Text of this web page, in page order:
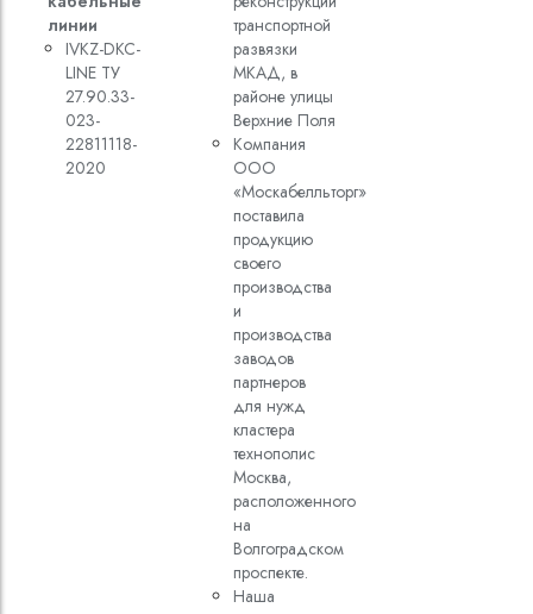
линии
IVKZ-DKC-
LINE ТУ
27.90.33-
023-
22811118-
2020
транспортной
развязки
МКАД, в
районе улицы
Верхние Поля
Компания
ООО
«Москабелльторг»
поставила
продукцию
своего
производства
и
производства
заводов
партнеров
для нужд
кластера
технополис
Москва,
расположенного
на
Волгоградском
проспекте.
Наша